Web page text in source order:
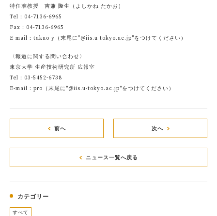
特任准教授 吉兼 隆生（よしかね たかお）
Tel：04-7136-6965
Fax：04-7136-6965
E-mail：takao-y（末尾に"@iis.u-tokyo.ac.jp"をつけてください）
〈報道に関する問い合わせ〉
東京大学 生産技術研究所 広報室
Tel：03-5452-6738
E-mail：pro（末尾に"@iis.u-tokyo.ac.jp"をつけてください）
前へ 次へ
ニュース一覧へ戻る
カテゴリー
すべて